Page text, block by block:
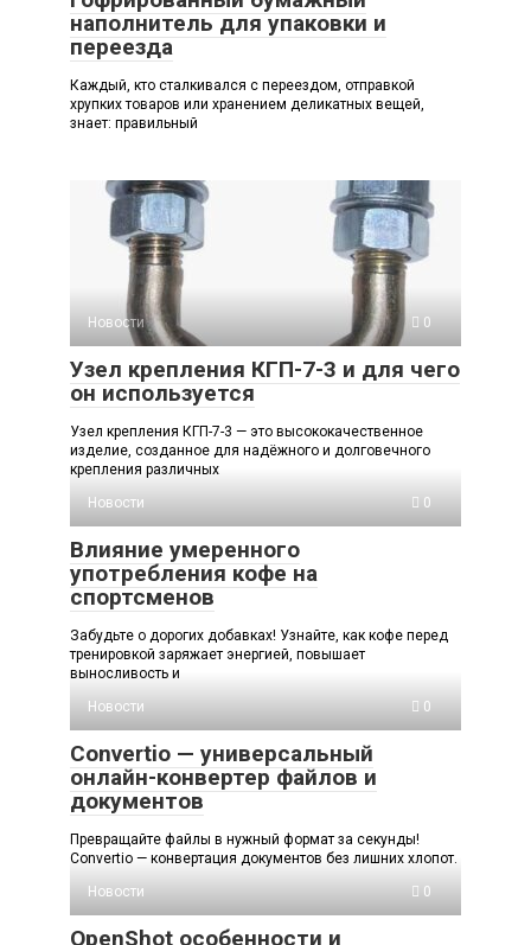
наполнитель для упаковки и
переезда
Каждый, кто сталкивался с переездом, отправкой
хрупких товаров или хранением деликатных вещей,
знает: правильный
Новости 0
Узел крепления КГП-7-3 и для чего
он используется
Узел крепления КГП-7-3 — это высококачественное
изделие, созданное для надёжного и долговечного
крепления различных
Новости
0
Влияние умеренного
употребления кофе на
спортсменов
Забудьте о дорогих добавках! Узнайте, как кофе перед
тренировкой заряжает энергией, повышает
выносливость и
Новости
0
Convertio — универсальный
онлайн-конвертер файлов и
документов
Превращайте файлы в нужный формат за секунды!
Convertio — конвертация документов без лишних хлопот.
Новости
0
OpenShot особенности и